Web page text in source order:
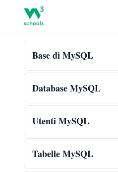
Base di MySQL
Database MySQL
Utenti MySQL
Tabelle MySQL